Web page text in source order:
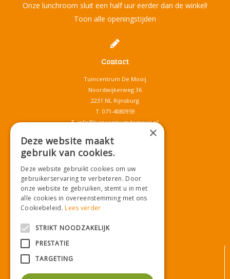
Onze lunchroom sluit een half uur eerder dan de winkel!
Toon alle openingstijden
Contact
Tuincentrum De Mooij
Noordwijkerweg 36
2231 NL Rijnsburg
T. 071-4080959
E.info@tuincentrumdemooij.nl
Download onze App!
×
Deze website maakt
gebruik van cookies.
Deze website gebruikt cookies om uw
gebruikerservaring te verbeteren. Door
onze website te gebruiken, stemt u in met
alle cookies in overeenstemming met ons
Cookiebeleid.Lees verder
STRIKT NOODZAKELIJK
PRESTATIE
TARGETING